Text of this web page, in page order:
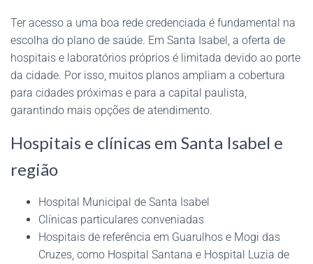
Ter acesso a uma boa rede credenciada é fundamental na
escolha do plano de saúde. Em Santa Isabel, a oferta de
hospitais e laboratórios próprios é limitada devido ao porte
da cidade. Por isso, muitos planos ampliam a cobertura
para cidades próximas e para a capital paulista,
garantindo mais opções de atendimento.
Hospitais e clínicas em Santa Isabel e
região
Hospital Municipal de Santa Isabel
Clínicas particulares conveniadas
Hospitais de referência em Guarulhos e Mogi das
Cruzes, como Hospital Santana e Hospital Luzia de